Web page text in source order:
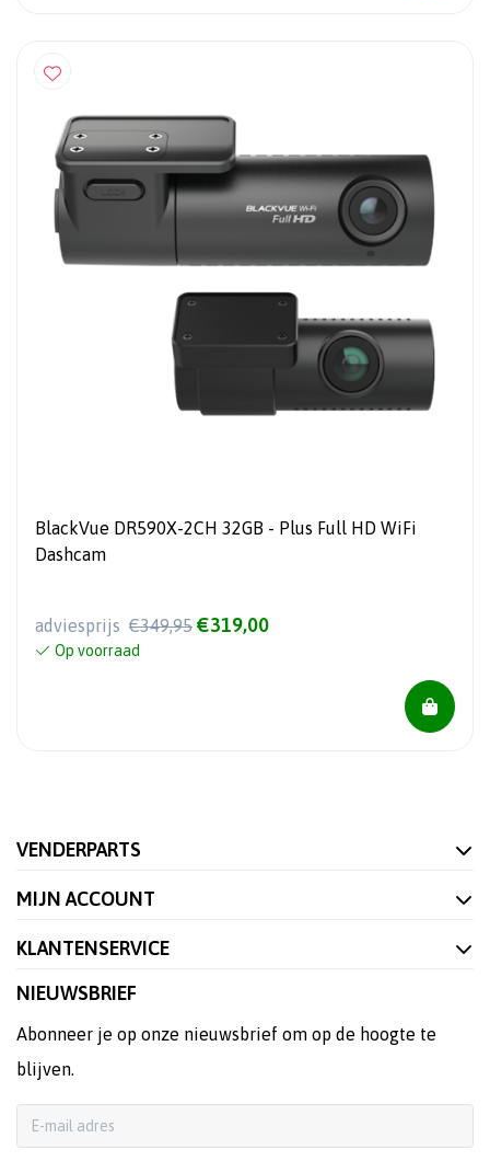
BlackVue DR590X-2CH 32GB - Plus Full HD WiFi
Dashcam
adviesprijs €349,95 €319,00
Op voorraad
VENDERPARTS
MIJN ACCOUNT
KLANTENSERVICE
NIEUWSBRIEF
Abonneer je op onze nieuwsbrief om op de hoogte te
blijven.